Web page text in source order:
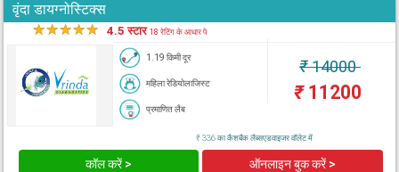
वृंदा डायग्नोस्टिक्स
★★★★★ 4.5 स्टार18 रेटिंग के आधार पे
1.19 किमी दूर
महिला रेडियोलाजिस्ट
प्रमाणित लैब
₹14000
₹11200
₹ 336 का कैशबैक लैब्सएडवाइजर वॉलेट में
कॉल करें > ऑनलाइन बुक करें >